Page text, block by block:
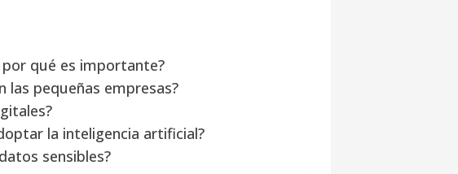
por qué es importante?
las pequeñas empresas?
la inteligencia artificial?
sensibles?